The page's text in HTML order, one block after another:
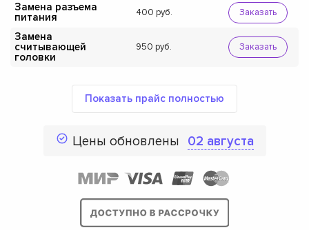
Замена разъема
питания
400 Заказать
Замена
считывающей
головки
950 Заказать
Показать прайс полностью
Цены обновлены 02 августа